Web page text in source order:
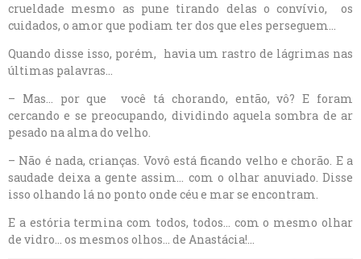
crueldade mesmo as pune tirando delas o convívio, os
cuidados, o amor que podiam ter dos que eles perseguem…
Quando disse isso, porém, havia um rastro de lágrimas nas
últimas palavras…
– Mas… por que você tá chorando, então, vô? E foram
cercando e se preocupando, dividindo aquela sombra de ar
pesado na alma do velho.
– Não é nada, crianças. Vovô está ficando velho e chorão. E a
saudade deixa a gente assim… com o olhar anuviado. Disse
isso olhando lá no ponto onde céu e mar se encontram.
E a estória termina com todos, todos… com o mesmo olhar
de vidro… os mesmos olhos… de Anastácia!…